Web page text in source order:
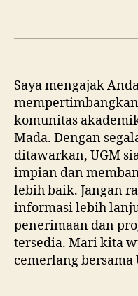
Saya mengajak
komunitas
Mada. Dengan
ditawarkan, UGM
impian dan
lebih baik. Jangan
informasi lebih
penerimaan dan
tersedia. Mari kita
cemerlang bersama